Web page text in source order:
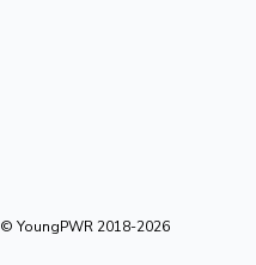
© YoungPWR 2018-2026